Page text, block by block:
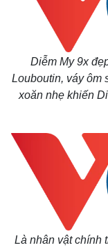
Thế giới
Quan sát
Cuộc sống đó đây
Hồ sơDiễm My 9x
Louboutin, váy ôm
xoăn nhẹ khiến
Là nhân vật chính